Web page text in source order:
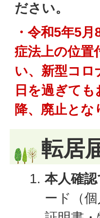
ださい。
・令和5年5
症法上の位置
い、新型コロ
日を過ぎて
降、廃止と
転居
本人確
ード（